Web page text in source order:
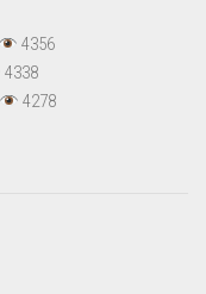
4356
4338
4278